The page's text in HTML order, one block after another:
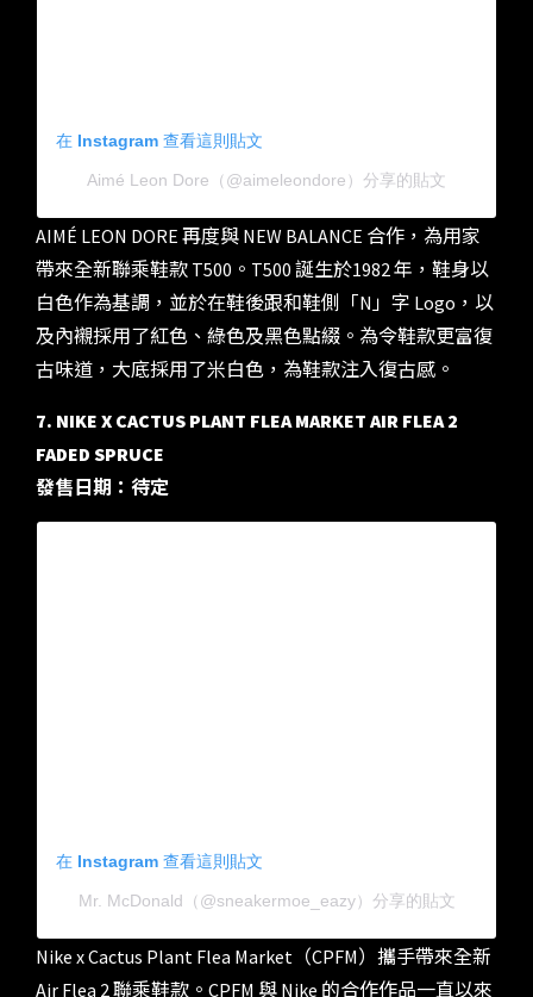
在 Instagram 查看這則貼文
Aimé Leon Dore（@aimeleondore）分享的貼文
AIMÉ LEON DORE 再度與 NEW BALANCE 合作，為用家
帶來全新聯乘鞋款 T500。T500 誕生於1982 年，鞋身以
白色作為基調，並於在鞋後跟和鞋側「N」字 Logo，以
及內襯採用了紅色、綠色及黑色點綴。為令鞋款更富復
古味道，大底採用了米白色，為鞋款注入復古感。
7. NIKE X CACTUS PLANT FLEA MARKET AIR FLEA 2
FADED SPRUCE
發售日期：待定
在 Instagram 查看這則貼文
Mr. McDonald（@sneakermoe_eazy）分享的貼文
Nike x Cactus Plant Flea Market（CPFM）攜手帶來全新
Air Flea 2 聯乘鞋款。CPFM 與 Nike 的合作作品一直以來